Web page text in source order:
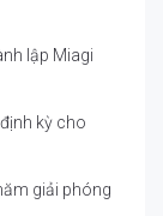
lập Miagi
kỳ cho
giải phóng